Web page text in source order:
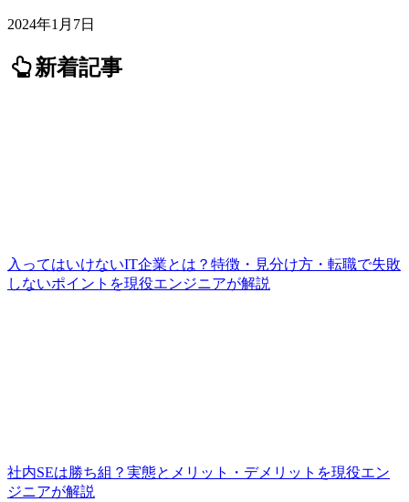
2024年1月7日
新着記事
入ってはいけないIT企業とは？特徴・見分け方・転職で失敗
しないポイントを現役エンジニアが解説
社内SEは勝ち組？実態とメリット・デメリットを現役エン
ジニアが解説